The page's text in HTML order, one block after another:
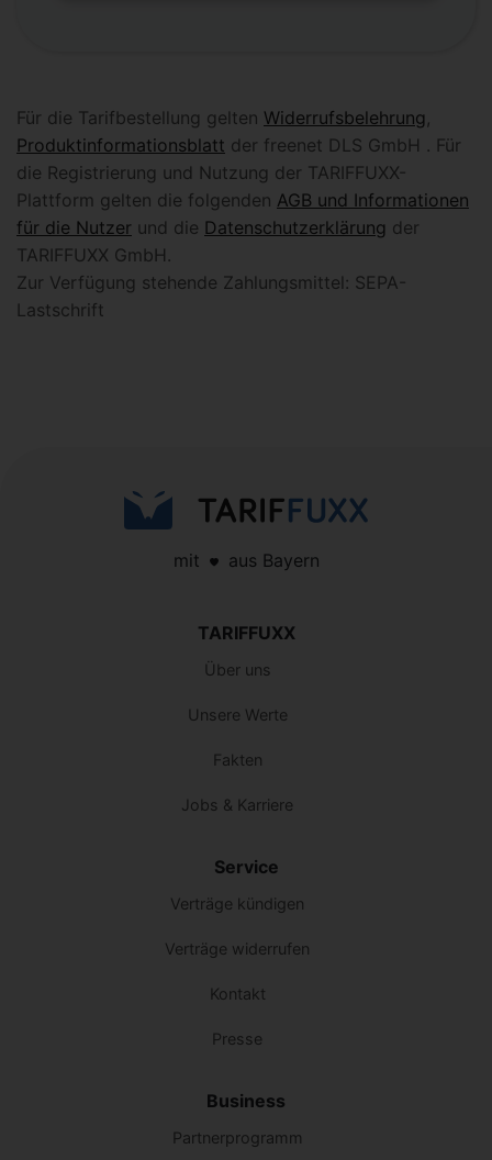
Für die Tarifbestellung gelten Widerrufsbelehrung ,
Produktinformationsblatt der freenet DLS GmbH . Für
die Registrierung und Nutzung der TARIFFUXX-
Plattform gelten die folgenden AGB und Informationen
für die Nutzer und die Datenschutzerklärung der
TARIFFUXX GmbH.
Zur Verfügung stehende Zahlungsmittel: SEPA-
Lastschrift
mit aus Bayern
TARIFFUXX
Über uns
Unsere Werte
Fakten
Jobs & Karriere
Service
Verträge kündigen
Verträge widerrufen
Kontakt
Presse
Business
Partnerprogramm